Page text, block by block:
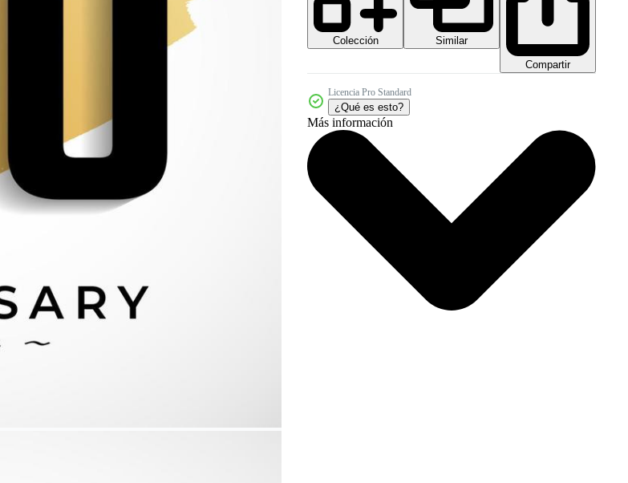
Colección
Similar
Compartir
Licencia Pro Standard
¿Qué es esto?
Más información